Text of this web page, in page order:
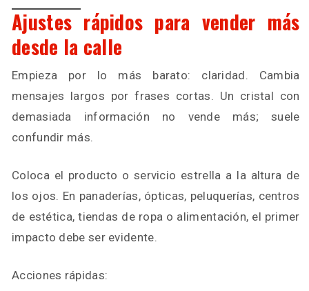
Ajustes rápidos para vender más
desde la calle
Empieza por lo más barato: claridad. Cambia
mensajes largos por frases cortas. Un cristal con
demasiada información no vende más; suele
confundir más.
Coloca el producto o servicio estrella a la altura de
los ojos. En panaderías, ópticas, peluquerías, centros
de estética, tiendas de ropa o alimentación, el primer
impacto debe ser evidente.
Acciones rápidas: